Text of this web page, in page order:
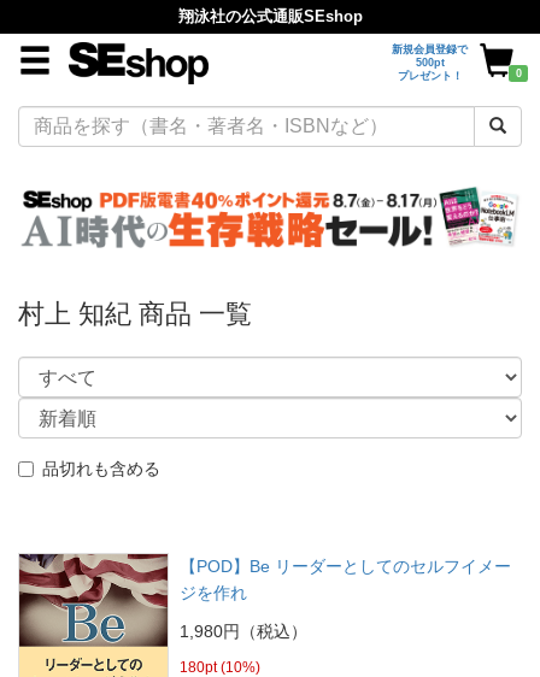
翔泳社の公式通販SEshop
新規会員登録で
500pt
プレゼント！
0
村上 知紀 商品 一覧
品切れも含める
【POD】Be リーダーとしてのセルフイメー
ジを作れ
1,980円（税込）
180pt (10%)